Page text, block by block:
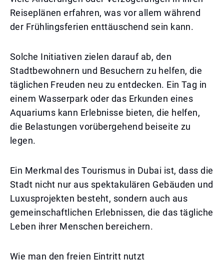
Reiseplänen erfahren, was vor allem während
der Frühlingsferien enttäuschend sein kann.
Solche Initiativen zielen darauf ab, den
Stadtbewohnern und Besuchern zu helfen, die
täglichen Freuden neu zu entdecken. Ein Tag in
einem Wasserpark oder das Erkunden eines
Aquariums kann Erlebnisse bieten, die helfen,
die Belastungen vorübergehend beiseite zu
legen.
Ein Merkmal des Tourismus in Dubai ist, dass die
Stadt nicht nur aus spektakulären Gebäuden und
Luxusprojekten besteht, sondern auch aus
gemeinschaftlichen Erlebnissen, die das tägliche
Leben ihrer Menschen bereichern.
Wie man den freien Eintritt nutzt